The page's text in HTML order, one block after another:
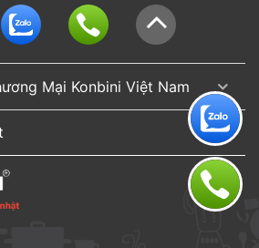
Mại Konbini Việt Nam